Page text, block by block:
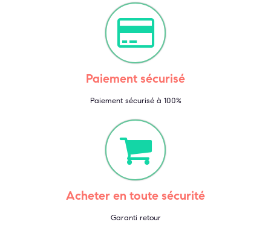
Paiement sécurisé
Paiement sécurisé à 100%
Acheter en toute sécurité
Garanti retour